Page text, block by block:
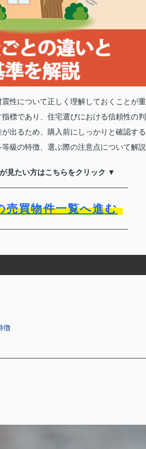
性について正しく理解しておくことが重
標であり、住宅選びにおける信頼性の
出るため、購入前にしっかりと確認する
級の特徴、選ぶ際の注意点について解説
見たい方はこちらをクリック ▼
売買物件一覧へ進む
徴